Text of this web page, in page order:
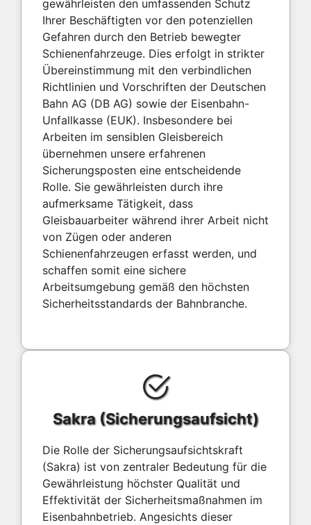
gewährleisten den umfassenden Schutz
Ihrer Beschäftigten vor den potenziellen
Gefahren durch den Betrieb bewegter
Schienenfahrzeuge. Dies erfolgt in strikter
Übereinstimmung mit den verbindlichen
Richtlinien und Vorschriften der Deutschen
Bahn AG (DB AG) sowie der Eisenbahn-
Unfallkasse (EUK). Insbesondere bei
Arbeiten im sensiblen Gleisbereich
übernehmen unsere erfahrenen
Sicherungsposten eine entscheidende
Rolle. Sie gewährleisten durch ihre
aufmerksame Tätigkeit, dass
Gleisbauarbeiter während ihrer Arbeit nicht
von Zügen oder anderen
Schienenfahrzeugen erfasst werden, und
schaffen somit eine sichere
Arbeitsumgebung gemäß den höchsten
Sicherheitsstandards der Bahnbranche.
Sakra (Sicherungsaufsicht)
Die Rolle der Sicherungsaufsichtskraft
(Sakra) ist von zentraler Bedeutung für die
Gewährleistung höchster Qualität und
Effektivität der Sicherheitsmaßnahmen im
Eisenbahnbetrieb. Angesichts dieser